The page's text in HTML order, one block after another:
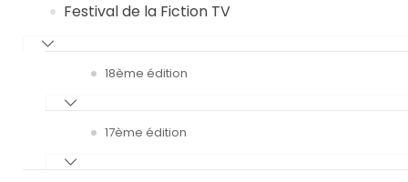
Festival de la Fiction TV
18ème édition
17ème édition